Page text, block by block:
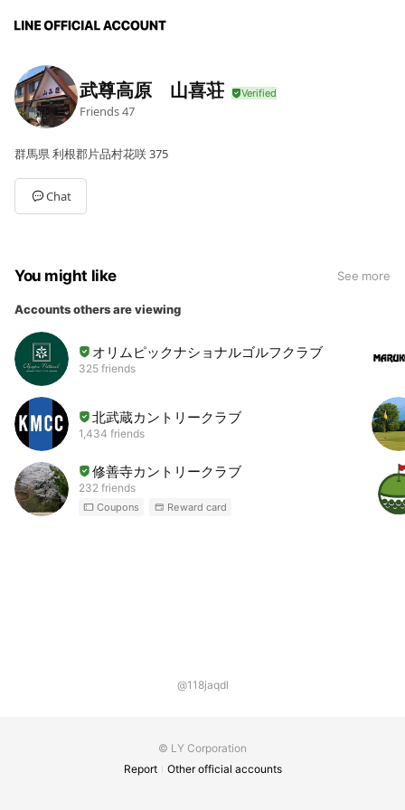
武尊高原 山喜荘
Friends47
群馬県 利根郡片品村花咲 375
Chat
You might like See more
Accounts others are viewing
オリムピックナショナルゴルフクラブ
325 friends
北武蔵カントリークラブ
1,434 friends
修善寺カントリークラブ
232 friends
Coupons Reward card
@118jaqdl
© LY Corporation
Report
Other official accounts